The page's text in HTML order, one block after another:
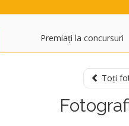
Premiați la concursuri
Toți